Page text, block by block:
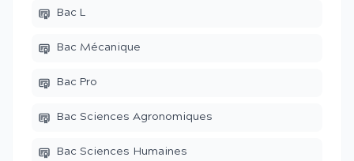
Bac L
Bac Mécanique
Bac Pro
Bac Sciences Agronomiques
Bac Sciences Humaines